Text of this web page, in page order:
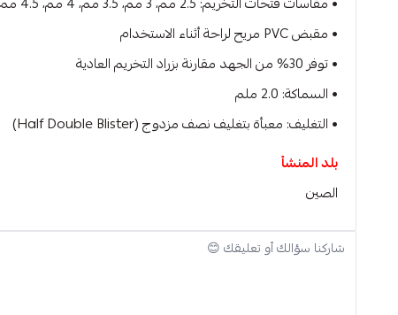
• مقبض PVC مريح لراحة أثناء الاستخدام
• توفر 30% من الجهد مقارنة بزراد التخريم العادية
• السماكة: 2.0 ملم
• التغليف: معبأة بتغليف نصف مزدوج (Half Double Blister)
بلد المنشأ
الصين